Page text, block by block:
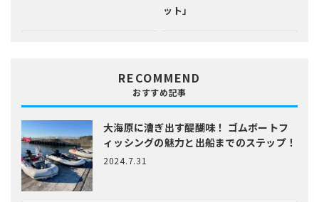
ット」
RECOMMEND
おすすめ記事
大海原に漕ぎ出す醍醐味！ ゴムボートフ
ィッシングの魅力と出船までのステップ！
2024.7.31